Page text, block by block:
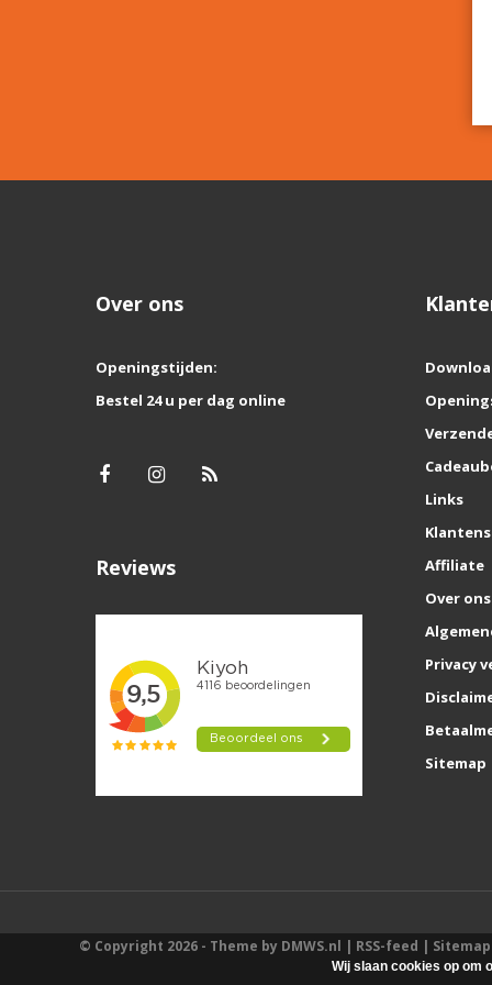
Over ons
Openingstijden:
Bestel 24 u per dag online
Reviews
Links
Affiliate
Over ons
Privacy
Sitemap
© Copyright 2026 - Theme by DMWS.nl | RSS-feed | Sitemap
Wij slaan cookies op om